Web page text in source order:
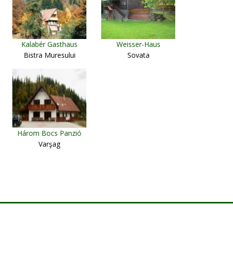
Kalabér Gasthaus
Bistra Muresului
Weisser-Haus
Sovata
Három Bocs Panzió
Varşag